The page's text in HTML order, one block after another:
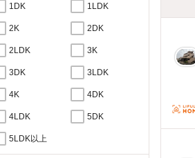
1DK 1LDK
2K 2DK
2LDK 3K
3DK 3LDK
4K 4DK
4LDK 5DK
5LDK以上